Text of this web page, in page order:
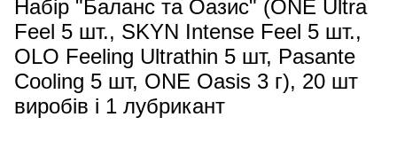
Набір "Баланс та Оазис" (ONE Ultra
Feel 5 шт., SKYN Intense Feel 5 шт.,
OLO Feeling Ultrathin 5 шт, Pasante
Cooling 5 шт, ONE Oasis 3 г), 20 шт
виробів і 1 лубрикант